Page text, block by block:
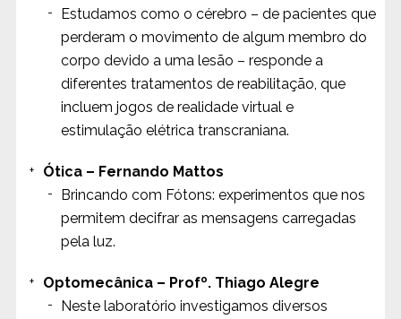
Estudamos como o cérebro – de pacientes que
perderam o movimento de algum membro do
corpo devido a uma lesão – responde a
diferentes tratamentos de reabilitação, que
incluem jogos de realidade virtual e
estimulação elétrica transcraniana.
Ótica – Fernando Mattos
Brincando com Fótons: experimentos que nos
permitem decifrar as mensagens carregadas
pela luz.
Optomecânica – Profº. Thiago Alegre
Neste laboratório investigamos diversos